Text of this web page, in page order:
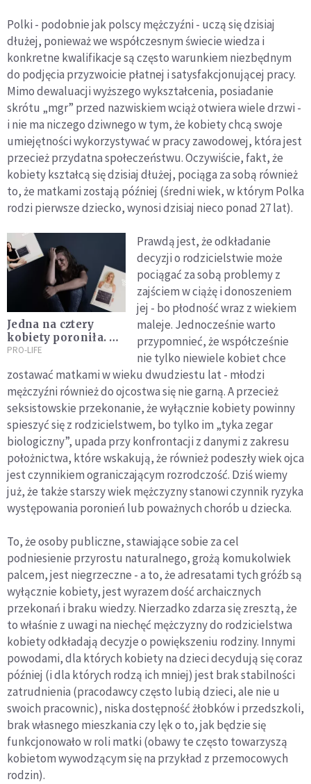
Polki - podobnie jak polscy mężczyźni - uczą się dzisiaj
dłużej, ponieważ we współczesnym świecie wiedza i
konkretne kwalifikacje są często warunkiem niezbędnym
do podjęcia przyzwoicie płatnej i satysfakcjonującej pracy.
Mimo dewaluacji wyższego wykształcenia, posiadanie
skrótu „mgr” przed nazwiskiem wciąż otwiera wiele drzwi -
i nie ma niczego dziwnego w tym, że kobiety chcą swoje
umiejętności wykorzystywać w pracy zawodowej, która jest
przecież przydatna społeczeństwu. Oczywiście, fakt, że
kobiety kształcą się dzisiaj dłużej, pociąga za sobą również
to, że matkami zostają później (średni wiek, w którym Polka
rodzi pierwsze dziecko, wynosi dzisiaj nieco ponad 27 lat).
Jedna na cztery
kobiety poroniła. Ta
kampania pokazuje,
wtedy usłyszeć
PRO-LIFE
Prawdą jest, że odkładanie
decyzji o rodzicielstwie może
pociągać za sobą problemy z
zajściem w ciążę i donoszeniem
jej - bo płodność wraz z wiekiem
maleje. Jednocześnie warto
przypomnieć, że współcześnie
nie tylko niewiele kobiet chce
zostawać matkami w wieku dwudziestu lat - młodzi
mężczyźni również do ojcostwa się nie garną. A przecież
seksistowskie przekonanie, że wyłącznie kobiety powinny
spieszyć się z rodzicielstwem, bo tylko im „tyka zegar
biologiczny”, upada przy konfrontacji z danymi z zakresu
położnictwa, które wskakują, że również podeszły wiek ojca
jest czynnikiem ograniczającym rozrodczość. Dziś wiemy
już, że także starszy wiek mężczyzny stanowi czynnik ryzyka
występowania poronień lub poważnych chorób u dziecka.
To, że osoby publiczne, stawiające sobie za cel
podniesienie przyrostu naturalnego, grożą komukolwiek
palcem, jest niegrzeczne - a to, że adresatami tych gróźb są
wyłącznie kobiety, jest wyrazem dość archaicznych
przekonań i braku wiedzy. Nierzadko zdarza się zresztą, że
to właśnie z uwagi na niechęć mężczyzny do rodzicielstwa
kobiety odkładają decyzje o powiększeniu rodziny. Innymi
powodami, dla których kobiety na dzieci decydują się coraz
później (i dla których rodzą ich mniej) jest brak stabilności
zatrudnienia (pracodawcy często lubią dzieci, ale nie u
swoich pracownic), niska dostępność żłobków i przedszkoli,
brak własnego mieszkania czy lęk o to, jak będzie się
funkcjonowało w roli matki (obawy te często towarzyszą
kobietom wywodzącym się na przykład z przemocowych
rodzin).